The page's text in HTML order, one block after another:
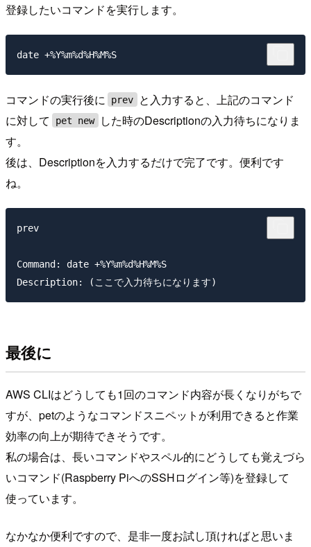
登録したいコマンドを実行します。
コマンドの実行後に prev
と入力すると、上記のコマンド
に対して
pet new
した時のDescriptionの入力待ちになりま
す。
後は、Descriptionを入力するだけで完了です。便利です
ね。
prev
Command: date +%Y%m%d%H%M%S
最後に
AWS CLIはどうしても1回のコマンド内容が長くなりがちで
すが、petのようなコマンドスニペットが利用できると作業
効率の向上が期待できそうです。
私の場合は、長いコマンドやスペル的にどうしても覚えづら
いコマンド(Raspberry PiへのSSHログイン等)を登録して
使っています。
なかなか便利ですので、是非一度お試し頂ければと思いま